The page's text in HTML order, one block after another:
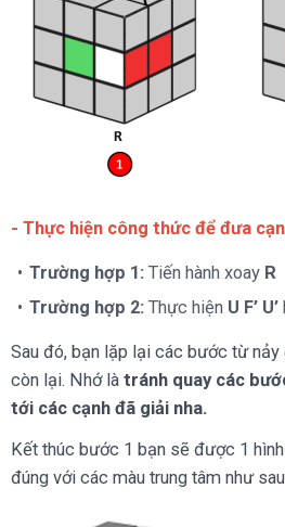
- Thực hiện công thức để đưa
Trường hợp 1: Tiến hành xoay R
Trường hợp 2: Thực hiện U F’ U’
Sau đó, bạn lặp lại các bước từ
còn lại. Nhớ là tránh quay các
tới các cạnh đã giải nha.
Kết thúc bước 1 bạn sẽ được 1
đúng với các màu trung tâm như